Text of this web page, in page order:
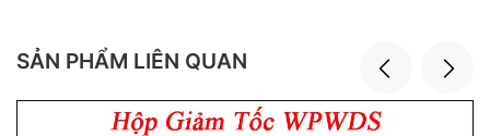
SẢN PHẨM LIÊN QUAN